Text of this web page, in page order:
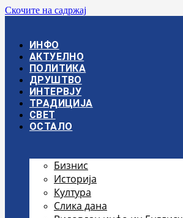
Скочите на садржај
ИНФО
АКТУЕЛНО
ПОЛИТИКА
ДРУШТВО
ИНТЕРВЈУ
ТРАДИЦИЈА
СВЕТ
ОСТАЛО
Бизнис
Историја
Култура
Слика дана